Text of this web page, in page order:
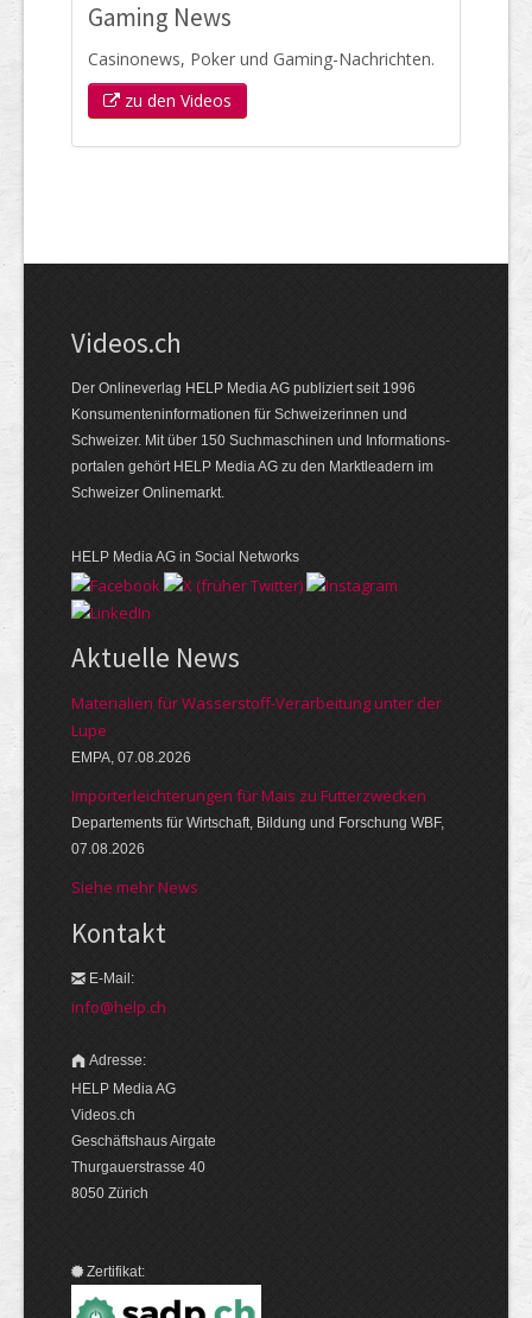
Gaming News
Casinonews, Poker und Gaming-Nachrichten.
zu den Videos
Videos.ch
Der Onlineverlag HELP Media AG publiziert seit 1996
Konsumenten­informationen für Schweizerinnen und
Schweizer. Mit über 150 Suchmaschinen und Informations­
portalen gehört HELP Media AG zu den Marktleadern im
Schweizer Onlinemarkt.
HELP Media AG in Social Networks
Aktuelle News
Materialien für Wasserstoff-Verarbeitung unter der
Lupe
EMPA, 07.08.2026
Importerleichterungen für Mais zu Futterzwecken
Departements für Wirtschaft, Bildung und Forschung WBF,
07.08.2026
Siehe mehr News
Kontakt
E-Mail:
info@help.ch
Adresse:
HELP Media AG
Videos.ch
Geschäftshaus Airgate
Thurgauerstrasse 40
8050 Zürich
Zertifikat: